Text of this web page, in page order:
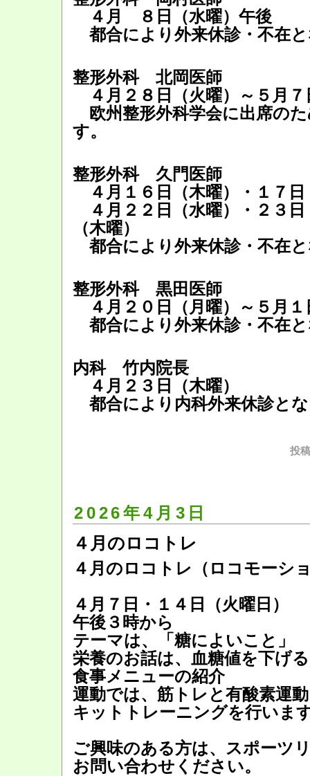
４月 ８日（水曜）午後
都合により外来休診・不在
整形外科 北岡医師
４月２８日（火曜）～５月７
欧州整形外科学会に出席の
す。
整形外科 久門医師
４月１６日（木曜）・１７日
４月２２日（水曜）・２３日
（木曜）
都合により外来休診・不在
整形外科 黒田医師
４月２０日（月曜）～５月１
都合により外来休診・不在
内科 竹内院長
４月２３日（木曜）
都合により内科外来休診と
投
2026年4月3日
４月のロコトレ
４月のロコトレ（ロコモーシ
４月７日・１４日（火曜日）
午後３時から
テーマは、「糖によいこと」
栄養のお話は、血糖値を下げ
食事メニューの紹介
運動では、筋トレと有酸素運
キットトレーニングを行いま
ご興味のある方は、スポーツ
お問い合わせください。